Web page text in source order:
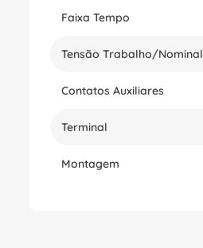
Faixa Tempo
Tensão Trabalho/Nominal
Contatos Auxiliares
Terminal
Montagem